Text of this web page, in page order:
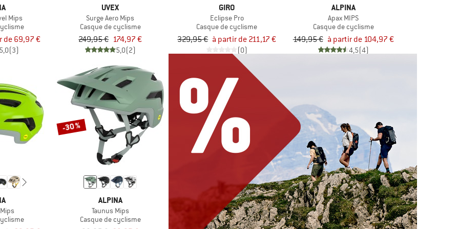
Mips
de 69,97 €
5,0(3)
UVEX
Surge Aero Mips
Casque de cyclisme
249,95 € 174,97 €
5,0(2)
GIRO
Eclipse Pro
Casque de cyclisme
329,95 € à partir de 211,17 €
(0)
ALPINA
Apax MIPS
Casque de cyclisme
149,95 € à partir de 104,97 €
4,5(4)
-30 %
ALPINA
Taunus Mips
Casque de cyclisme